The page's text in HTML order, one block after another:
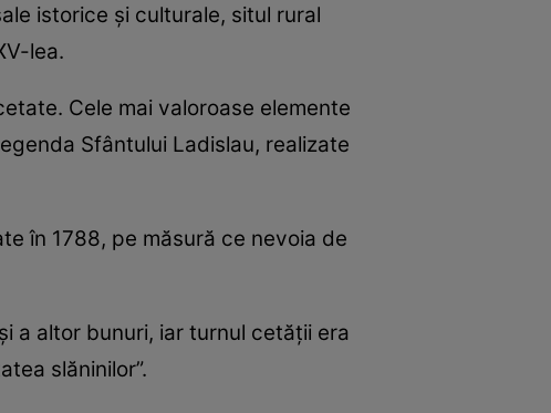
istorice și culturale, situl rural
lea.
Cele mai valoroase elemente
Sfântului Ladislau, realizate
în 1788, pe măsură ce nevoia de
a altor bunuri, iar turnul cetății era
slăninilor”.